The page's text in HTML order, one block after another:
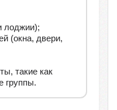
лоджии);
(окна, двери,
такие как
группы.